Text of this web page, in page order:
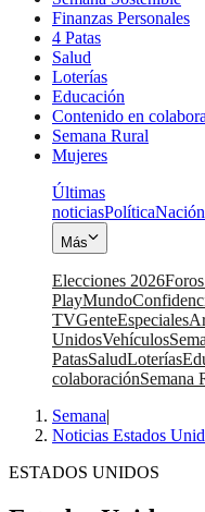
Finanzas Personales
4 Patas
Salud
Loterías
Educación
Contenido en
Semana Rural
Mujeres
Últimas
noticiasPolíticaNación
Más
Elecciones 2026
PlayMundo
TVGenteEspeciales
UnidosVehículos
PatasSaludLoterías
colaboraciónSemana
Semana|
Noticias Estados
ESTADOS UNIDOS